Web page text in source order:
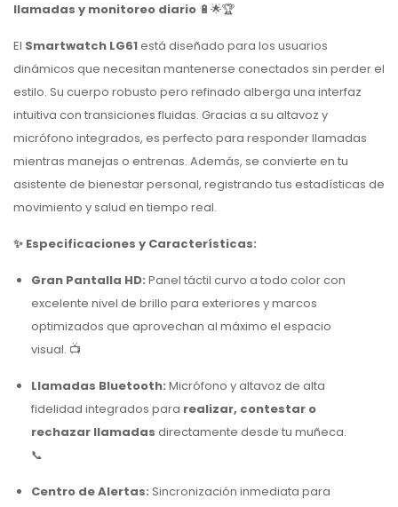
llamadas y monitoreo diario 🔋🌟🏆
El Smartwatch LG61está diseñado para los usuarios
dinámicos que necesitan mantenerse conectados sin perder el
estilo. Su cuerpo robusto pero refinado alberga una interfaz
intuitiva con transiciones fluidas. Gracias a su altavoz y
micrófono integrados, es perfecto para responder llamadas
mientras manejas o entrenas. Además, se convierte en tu
asistente de bienestar personal, registrando tus estadísticas de
movimiento y salud en tiempo real.
✨ Especificaciones y Características:
Gran Pantalla HD: Panel táctil curvo a todo color con
excelente nivel de brillo para exteriores y marcos
optimizados que aprovechan al máximo el espacio
visual. 📺
Llamadas Bluetooth: Micrófono y altavoz de alta
fidelidad integrados para realizar, contestar o
rechazar llamadas directamente desde tu muñeca.
📞
Centro de Alertas: Sincronización inmediata para